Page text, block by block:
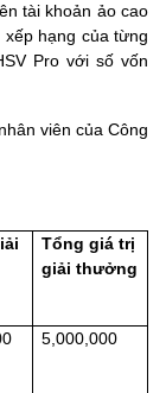
tài khoản ảo cao
hạng của từng
Pro với số vốn
viên của Công
Tổng giá trị
giải thưởng
5,000,000